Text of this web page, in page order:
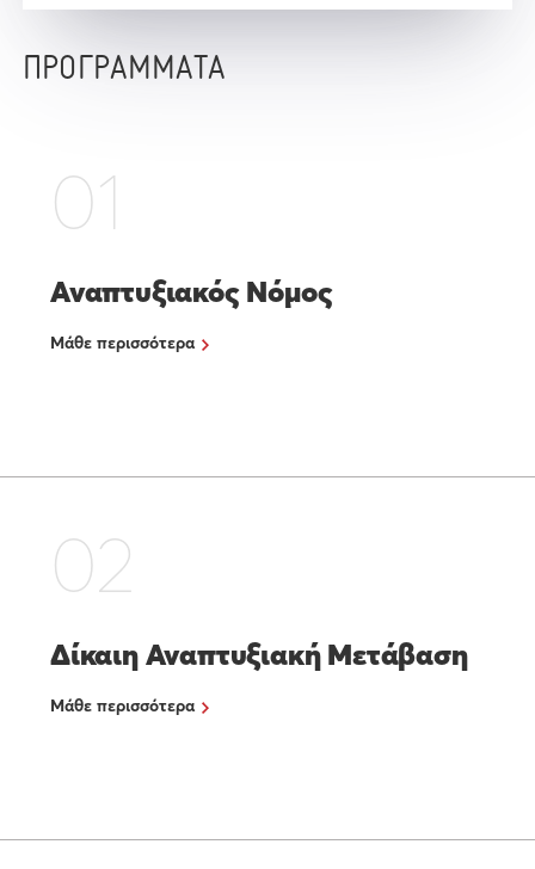
ΠΡΟΓΡΑΜΜΑΤΑ
01
Αναπτυξιακός Νόμος
Μάθε περισσότερα
02
Δίκαιη Αναπτυξιακή Μετάβαση
Μάθε περισσότερα